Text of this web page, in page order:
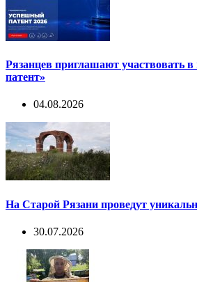
Рязанцев приглашают участвовать
патент»
04.08.2026
На Старой Рязани проведут
30.07.2026